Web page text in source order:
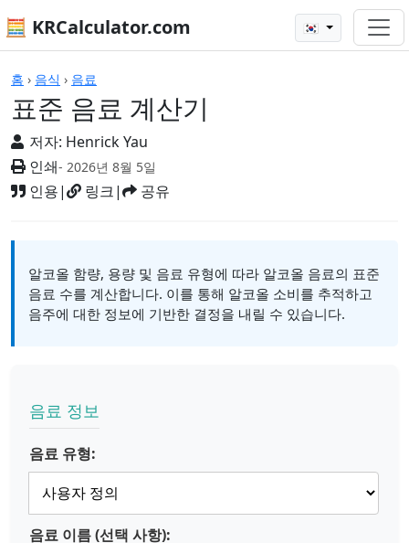
🧮 KRCalculator.com 🇰🇷
홈 › 음식 › 음료
표준 음료 계산기
저자: Henrick Yau
인쇄- 2026년 8월 5일
인용| 링크| 공유
계산기
알코올 함량, 용량 및 음료 유형에 따라 알코올 음료의 표준
음료 수를 계산합니다. 이를 통해 알코올 소비를 추적하고
음주에 대한 정보에 기반한 결정을 내릴 수 있습니다.
음료 정보
음료 유형:
음료 이름 (선택 사항):